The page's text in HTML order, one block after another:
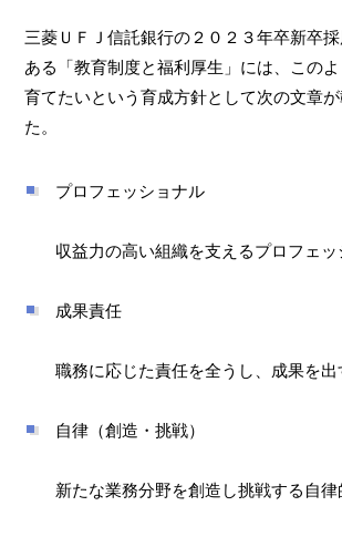
三菱ＵＦＪ信託銀行の２０２３年卒新卒
ある「教育制度と福利厚生」には、この
育てたいという育成方針として次の文章
た。
プロフェッショナル
収益力の高い組織を支えるプロフェッ
成果責任
職務に応じた責任を全うし、成果を出
自律（創造・挑戦）
新たな業務分野を創造し挑戦する自律